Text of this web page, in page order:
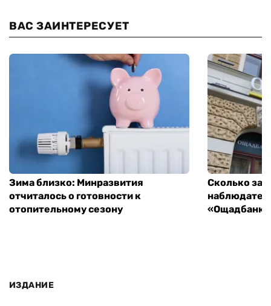
ВАС ЗАИНТЕРЕСУЕТ
Зима близко: Минразвития
отчиталось о готовности к
отопительному сезону
Сколько
ИЗДАНИЕ